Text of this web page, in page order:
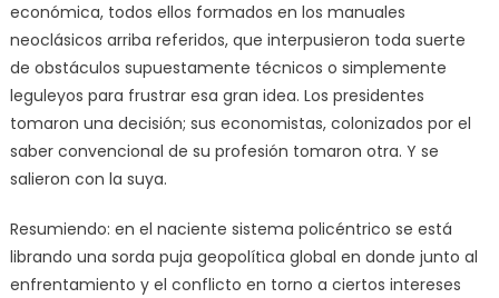
económica, todos ellos formados en los manuales
neoclásicos arriba referidos, que interpusieron toda suerte
de obstáculos supuestamente técnicos o simplemente
leguleyos para frustrar esa gran idea. Los presidentes
tomaron una decisión; sus economistas, colonizados por el
saber convencional de su profesión tomaron otra. Y se
salieron con la suya.
Resumiendo: en el naciente sistema policéntrico se está
librando una sorda puja geopolítica global en donde junto al
enfrentamiento y el conflicto en torno a ciertos intereses